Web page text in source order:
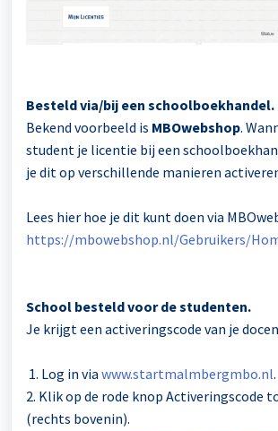
Besteld via/bij een schoolboekhandel.
Bekend voorbeeld is MBOwebshop.
student je licentie bij een
je dit op verschillende manieren
Lees hier hoe je dit kunt doen via
https://mbowebshop.nl/Gebruikers/
School besteld voor de studenten.
Je krijgt een activeringscode van je
1. Log in via www.startmalmbergmbo.nl.
2. Klik op de rode knop Activeringscode
(rechts bovenin).